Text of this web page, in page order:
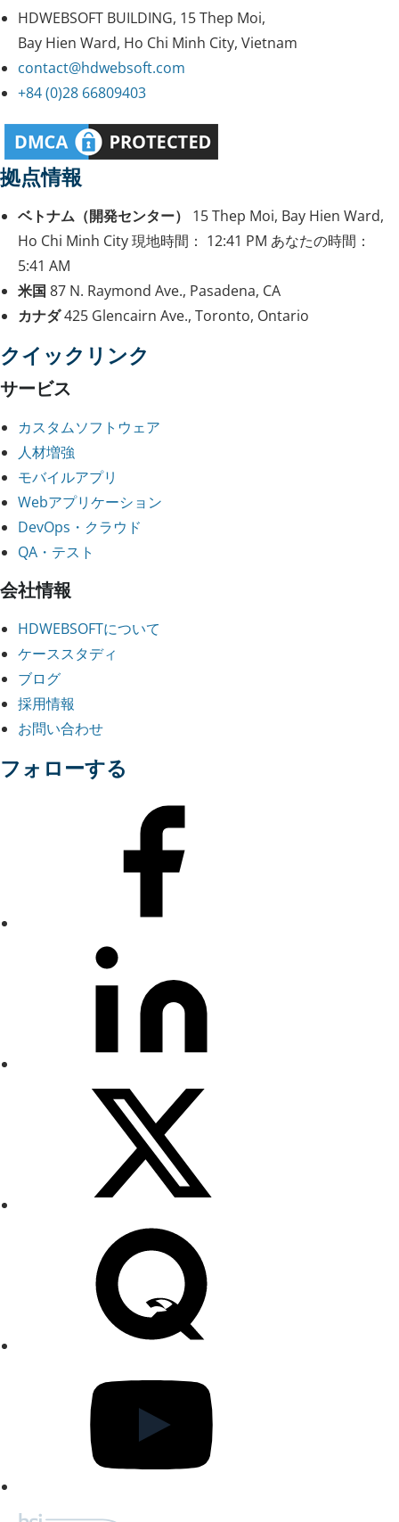
HDWEBSOFT BUILDING, 15 Thep Moi,
Bay Hien Ward, Ho Chi Minh City, Vietnam
contact@hdwebsoft.com
+84 (0)28 66809403
拠点情報
ベトナム（開発センター）
15 Thep Moi, Bay Hien Ward,
Ho Chi Minh City現地時間： 12:41 PM あなたの時間：
5:41 AM
米国 87 N. Raymond Ave., Pasadena, CA
カナダ425 Glencairn Ave., Toronto, Ontario
クイックリンク
サービス
カスタムソフトウェア
人材増強
モバイルアプリ
Webアプリケーション
DevOps・クラウド
QA・テスト
会社情報
HDWEBSOFTについて
ケーススタディ
ブログ
採用情報
お問い合わせ
フォローする